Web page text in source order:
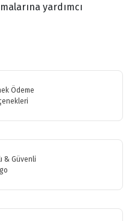
yardımcı
siz yapın!
Ödeme
& Güvenli